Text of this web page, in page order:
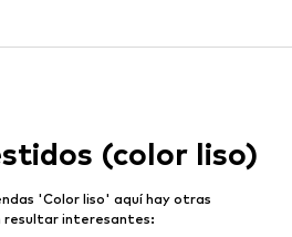
(color liso)
'Color liso' aquí hay otras
resultar interesantes: